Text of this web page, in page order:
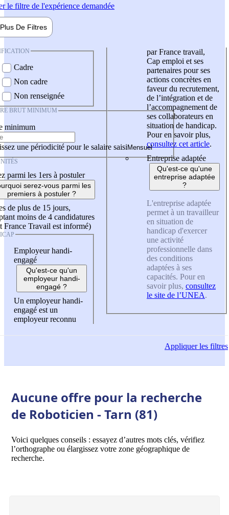
le filtre de l'expérience demandée
Plus De Filtres
Cadre
Non cadre
Non renseignée
BRUT MINIMUM
minimum
une périodicité pour le salaire saisi
parmi les 1ers à postuler
serez-vous parmi les
premiers à postuler ?
de plus de 15 jours,
moins de 4 candidatures
France Travail est informé)
Employeur handi-
engagé
Qu'est-ce qu'un
employeur handi-
engagé ?
Un employeur handi-
engagé est un
employeur reconnu
par France travail,
Cap emploi et ses
partenaires pour ses
actions concrètes en
faveur du recrutement,
de l’intégration et de
l’accompagnement de
ses collaborateurs en
situation de handicap.
Pour en savoir plus,
consultez cet article.
Entreprise adaptée
Qu'est-ce qu'une
entreprise adaptée
?
L'entreprise adaptée
permet à un travailleur
en situation de
handicap d'exercer
une activité
professionnelle dans
des conditions
adaptées à ses
capacités. Pour en
savoir plus, consultez
le site de l’UNEA.
Appliquerles filtres
Aucune offre pour la recherche
de Roboticien - Tarn (81)
Voici quelques conseils : essayez d’autres mots clés, vérifiez
l’orthographe ou élargissez votre zone géographique de
recherche.